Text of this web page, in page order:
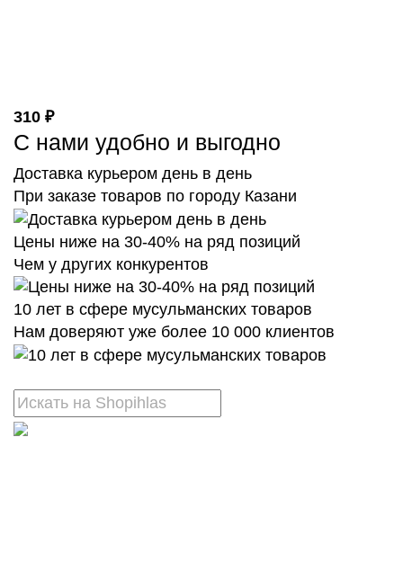
310 ₽
С нами удобно и выгодно
Доставка курьером день в день
При заказе товаров по городу Казани
Цены ниже на 30-40% на ряд позиций
Чем у других конкурентов
10 лет в сфере мусульманских товаров
Нам доверяют уже более 10 000 клиентов